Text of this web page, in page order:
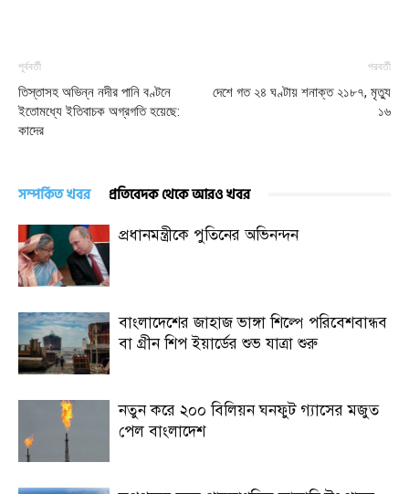
পূর্ববর্তী
তিস্তাসহ অভিন্ন নদীর পানি বণ্টনে
ইতোমধ্যে ইতিবাচক অগ্রগতি হয়েছে:
কাদের
পরবর্তী
দেশে গত ২৪ ঘণ্টায় শনাক্ত ২১৮৭, মৃত্যু
১৬
সম্পর্কিত খবর প্রতিবেদক থেকে আরও খবর
প্রধানমন্ত্রীকে পুতিনের অভিনন্দন
বাংলাদেশের জাহাজ ভাঙ্গা শিল্পে পরিবেশবান্ধব
বা গ্রীন শিপ ইয়ার্ডের শুভ যাত্রা শুরু
নতুন করে ২০০ বিলিয়ন ঘনফুট গ্যাসের মজুত
পেল বাংলাদেশ